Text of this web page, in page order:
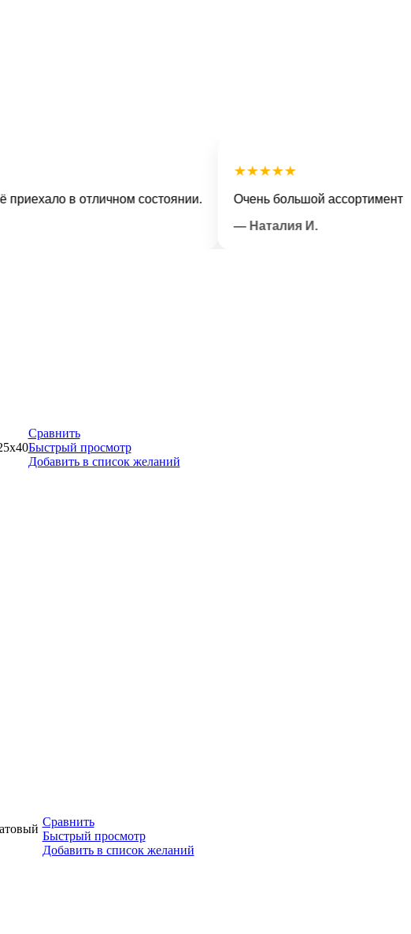
в отличном состоянии.
★★★★★
Очень большой ассортимент и
— Наталия И.
Сравнить
Быстрый просмотр
Добавить в список желаний
Сравнить
Быстрый просмотр
Добавить в список желаний